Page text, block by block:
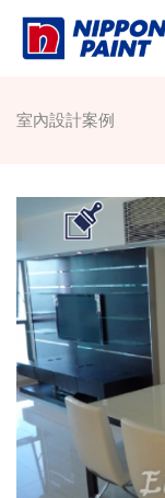
Skip
室內設計案例